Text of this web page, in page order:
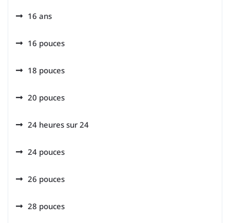
16 ans
16 pouces
18 pouces
20 pouces
24 heures sur 24
24 pouces
26 pouces
28 pouces